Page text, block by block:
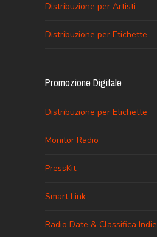
Distribuzione per Artisti
Distribuzione per Etichette
Promozione Digitale
Distribuzione per Etichette
Monitor Radio
PressKit
Smart Link
Radio Date & Classifica Indie